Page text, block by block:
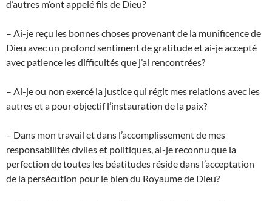
d’autres m’ont appelé fils de Dieu?
– Ai-je reçu les bonnes choses provenant de la munificence de
Dieu avec un profond sentiment de gratitude et ai-je accepté
avec patience les difficultés que j’ai rencontrées?
– Ai-je ou non exercé la justice qui régit mes relations avec les
autres et a pour objectif l’instauration de la paix?
– Dans mon travail et dans l’accomplissement de mes
responsabilités civiles et politiques, ai-je reconnu que la
perfection de toutes les béatitudes réside dans l’acceptation
de la persécution pour le bien du Royaume de Dieu?